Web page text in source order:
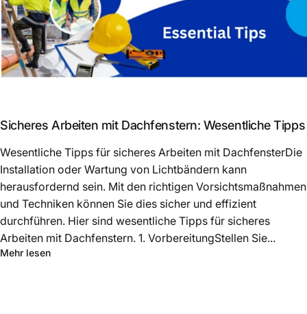
Sicheres Arbeiten mit Dachfenstern: Wesentliche Tipps
Wesentliche Tipps für sicheres Arbeiten mit DachfensterDie
Installation oder Wartung von Lichtbändern kann
herausfordernd sein. Mit den richtigen Vorsichtsmaßnahmen
und Techniken können Sie dies sicher und effizient
durchführen. Hier sind wesentliche Tipps für sicheres
Arbeiten mit Dachfenstern. 1. VorbereitungStellen Sie...
Mehr lesen